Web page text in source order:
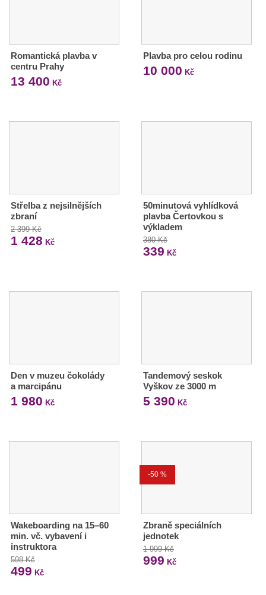
Romantická plavba v
centru Prahy
13 400 Kč
Plavba pro celou rodinu
10 000 Kč
Střelba z nejsilnějších
zbraní
2 399 Kč
1 428 Kč
50minutová vyhlídková
plavba Čertovkou s
výkladem
380 Kč
339 Kč
Den v muzeu čokolády
a marcipánu
1 980 Kč
Tandemový seskok
Vyškov ze 3000 m
5 390 Kč
Wakeboarding na 15–60
min. vč. vybavení i
instruktora
598 Kč
499 Kč
-50 %
Zbraně speciálních
jednotek
1 999 Kč
999 Kč